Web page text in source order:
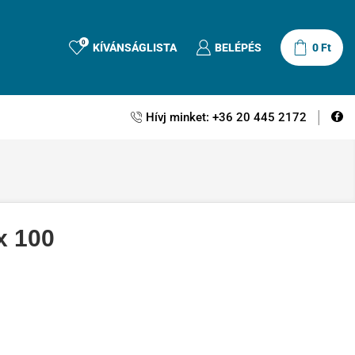
0 KÍVÁNSÁGLISTA BELÉPÉS 0Ft
Hívj minket: +36 20 445 2172
100